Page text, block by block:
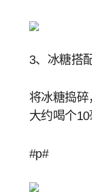
3、冰糖搭
将冰糖捣碎
大约喝个10
#p#